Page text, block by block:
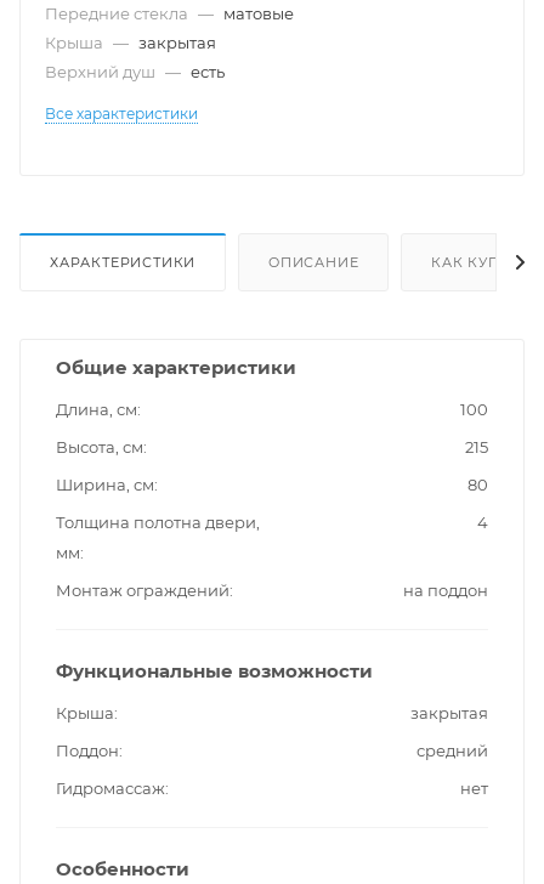
Передние стекла — матовые
Крыша — закрытая
Верхний душ — есть
Все характеристики
ХАРАКТЕРИСТИКИ ОПИСАНИЕ КАК КУПИТЬ
Общие характеристики
Длина, см
100
Высота, см
215
Ширина, см
80
Толщина полотна двери,
мм
4
Монтаж ограждений на поддон
Функциональные возможности
Крыша
закрытая
Поддон
средний
Гидромассаж
нет
Особенности